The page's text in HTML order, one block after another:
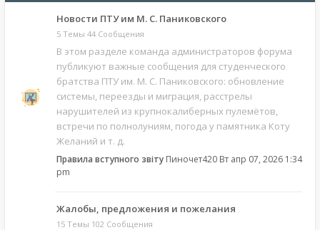
Новости ПТУ им М. С. Паниковского
5 Темы 44 Сообщения
В этом разделе команда администраторов форума
публикуют важные сообщения для студенческого
братства ПТУ им. М. С. Паниковского: обновление
системы, переезды и миграция, расстрелы
нарушителей из крупнокалиберных пулемётов,
встречи по полнолуниям, погода у памятника Коту
Желаний и т. д.
Правила вступного звіту Пиночет420 Вт апр 07, 2026 1:34
pm
Жалобы, предложения и пожелания
15 Темы 102 Сообщения